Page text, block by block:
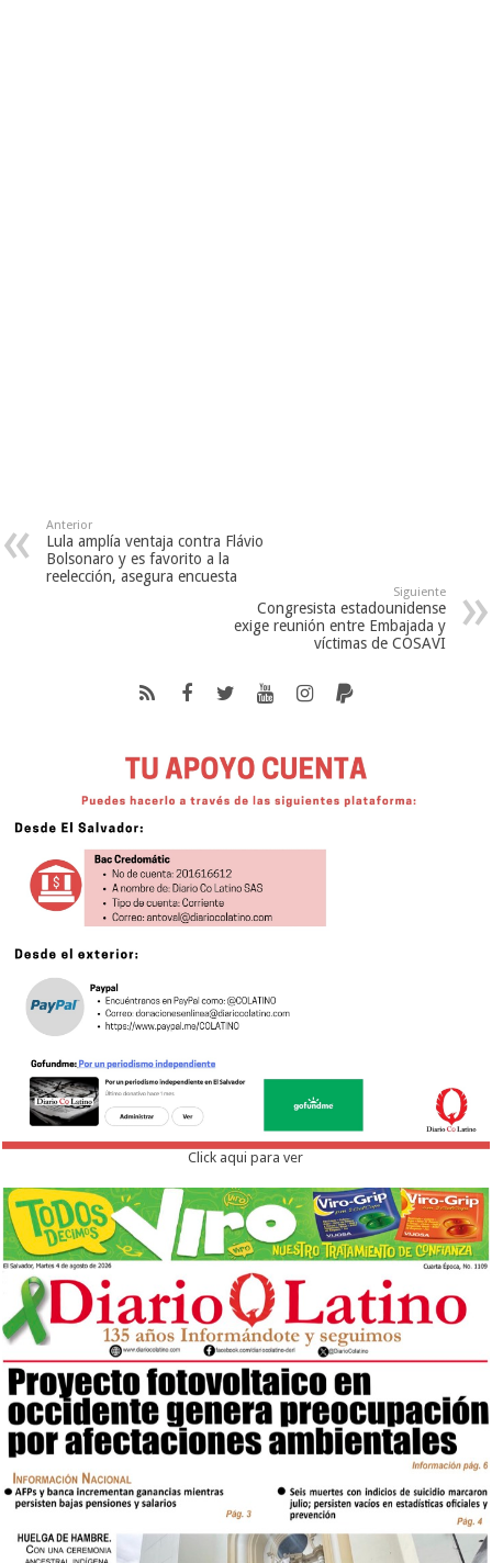
Anterior
Lula amplía ventaja contra Flávio
Bolsonaro y es favorito a la
reelección, asegura encuesta
Siguiente
Congresista estadounidense
exige reunión entre Embajada y
víctimas de COSAVI
Click aqui para ver